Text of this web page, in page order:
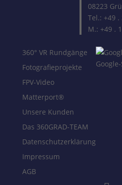
08223
Tel.: +49 .
M.: +49 .
360° VR Rundgänge
Fotografieprojekte
FPV-Video
Matterport®
Unsere Kunden
Das 360GRAD-TEAM
Datenschutzerklärung
Impressum
AGB